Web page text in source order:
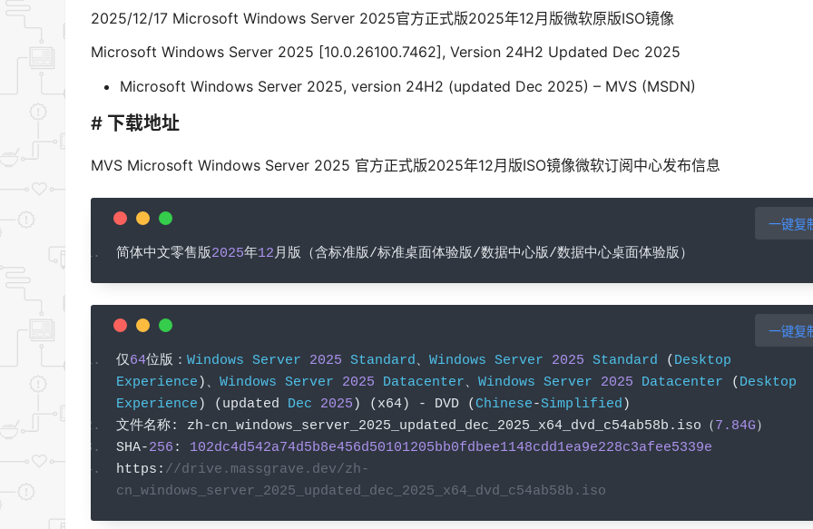
2025/12/17 Microsoft Windows Server 2025官方正式版2025年12月版微软原版ISO镜像
Microsoft Windows Server 2025 [10.0.26100.7462], Version 24H2 Updated Dec 2025
Microsoft Windows Server 2025, version 24H2 (updated Dec 2025) – MVS (MSDN)
# 下载地址
MVS Microsoft Windows Server 2025 官方正式版2025年12月版ISO镜像微软订阅中心发布信息
简体中文零售版2025年12月版（含标准版/标准桌面体验版/数据中心版/数据中心桌面体验版）
一键复
仅64位版： Windows Server 2025 Standard、 Windows Server 2025 Standard ( Desktop
Experience )、 Windows Server 2025 Datacenter、 Windows Server 2025 Datacenter ( Desktop
Experience ) ( updated Dec 2025 ) ( x64) - DVD (Chinese-Simplified )
文件名称:
zh-cn_windows_server_2025_updated_dec_2025_x64_dvd_c54ab58b . iso （7.84G）
SHA-256 :
102dc4d542a74d5b8e456d50101205bb0fdbee1148cdd1ea9e228c3afee5339e
https : //drive.massgrave.dev/zh-
cn_windows_server_2025_updated_dec_2025_x64_dvd_c54ab58b.iso
一键复